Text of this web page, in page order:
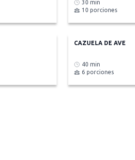
30 min
10 porciones
CAZUELA DE AVE
40 min
6 porciones